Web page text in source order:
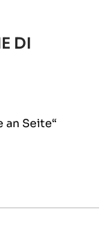
DI
an Seite“